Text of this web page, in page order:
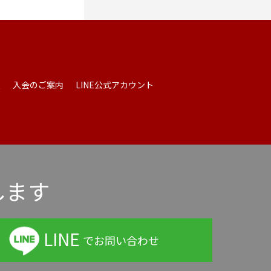
入会のご案内 LINE公式アカウント
す
LINE でお問い合わせ